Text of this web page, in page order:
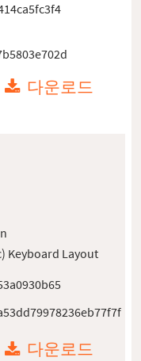
다운로드
Keyboard Layout
다운로드